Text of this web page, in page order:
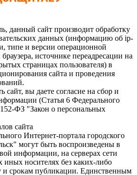
данный сайт производит обработку
данных (информацию об ip-
типе и версии операционной
источнике переадресации на
страницах пользователя) в
сайта и проведения
сайт, вы даете согласие на сбор и
(Статья 6 Федерального
ФЗ "Закон о персональных
сайта
Интернет-портала городского
могут быть воспроизведены в
информации, на серверах сети
носителях без каких-либо
и срокам публикации. Единственным